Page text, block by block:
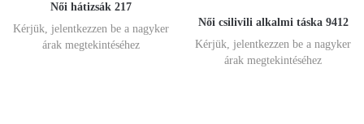
Női hátizsák 217
Kérjük, jelentkezzen be a nagyker
árak megtekintéséhez
Női csilivili alkalmi táska 9412
Kérjük, jelentkezzen be a nagyker
árak megtekintéséhez